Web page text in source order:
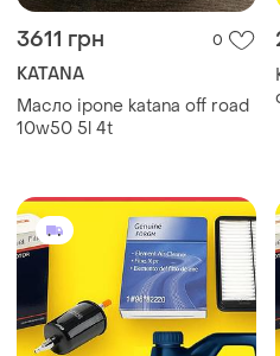
3611 грн 0
KATANA
Масло ipone katana off road
10w50 5l 4t